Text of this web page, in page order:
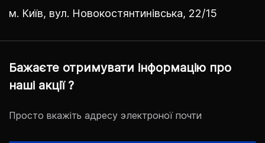
м. Київ, вул. Новокостянтинівська, 22/15
Бажаєте отримувати інформацію про
наші акції ?
Просто вкажіть адресу электроної почти